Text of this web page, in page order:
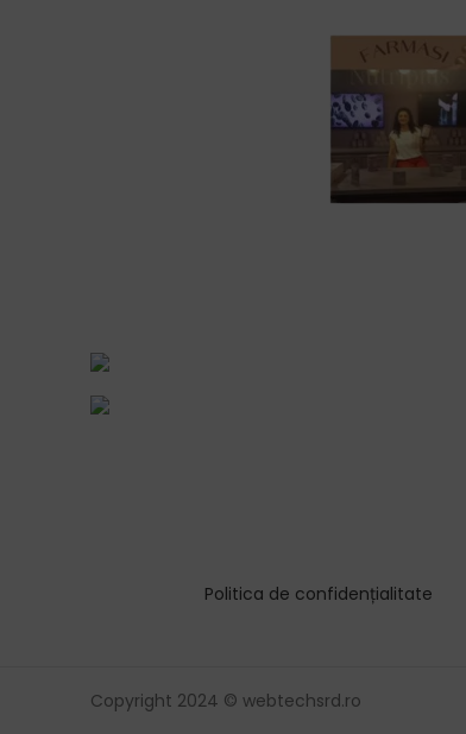
Politica de confidențialitate
Copyright 2024 © webtechsrd.ro